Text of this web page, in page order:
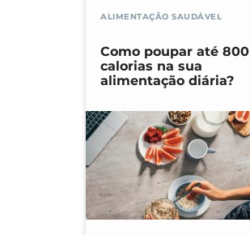
ALIMENTAÇÃO SAUDÁVEL
Como poupar até 800
calorias na sua
alimentação diária?